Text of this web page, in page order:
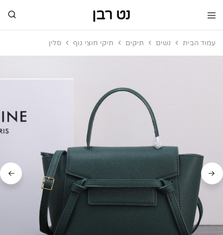
נט רבן
נט
מותגי
מותגי
עמוד הבית נשים תיקים תיקי חוצי גוף סלין